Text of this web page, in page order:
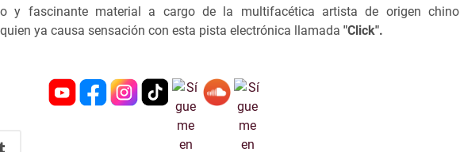
y fascinante material a cargo de la multifacética artista de origen chino
quien ya causa sensación con esta pista electrónica llamada "Click".